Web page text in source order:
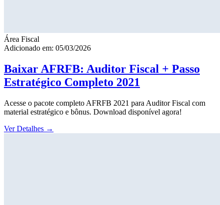
Área Fiscal
Adicionado em: 05/03/2026
Baixar AFRFB: Auditor Fiscal + Passo
Estratégico Completo 2021
Acesse o pacote completo AFRFB 2021 para Auditor Fiscal com
material estratégico e bônus. Download disponível agora!
Ver Detalhes →